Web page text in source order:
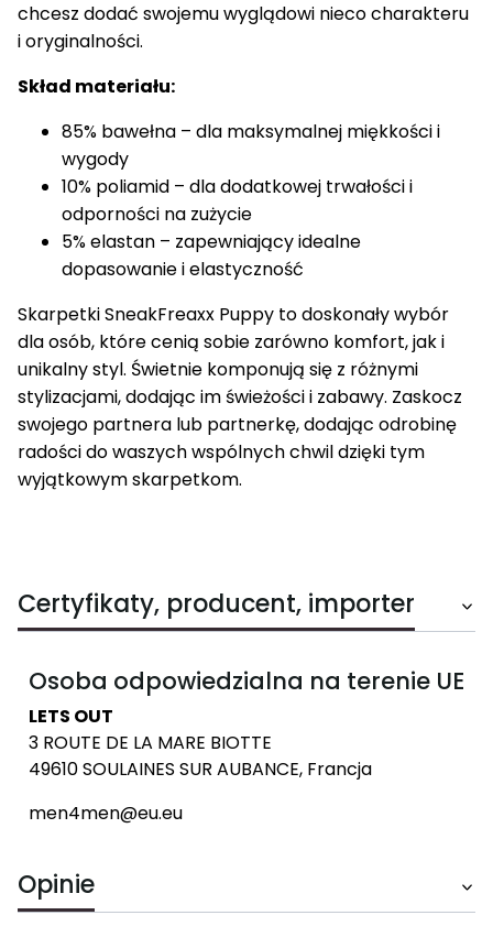
chcesz dodać swojemu wyglądowi nieco charakteru
i oryginalności.
Skład materiału:
85% bawełna – dla maksymalnej miękkości i
wygody
10% poliamid – dla dodatkowej trwałości i
odporności na zużycie
5% elastan – zapewniający idealne
dopasowanie i elastyczność
Skarpetki SneakFreaxx Puppy to doskonały wybór
dla osób, które cenią sobie zarówno komfort, jak i
unikalny styl. Świetnie komponują się z różnymi
stylizacjami, dodając im świeżości i zabawy. Zaskocz
swojego partnera lub partnerkę, dodając odrobinę
radości do waszych wspólnych chwil dzięki tym
wyjątkowym skarpetkom.
Certyfikaty, producent, importer
Osoba odpowiedzialna na terenie UE
LETS OUT
3 ROUTE DE LA MARE BIOTTE
49610 SOULAINES SUR AUBANCE, Francja
men4men@eu.eu
Opinie